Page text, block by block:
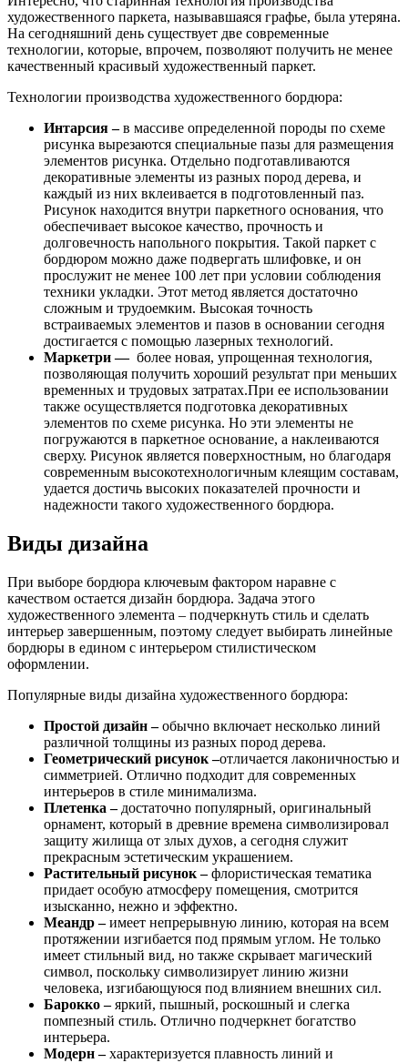
художественного паркета, называвшаяся графье, была утеряна.
На сегодняшний день существует две современные
технологии, которые, впрочем, позволяют получить не менее
качественный красивый художественный паркет.
Технологии производства художественного бордюра:
Интарсия –в массиве определенной породы по схеме
рисунка вырезаются специальные пазы для размещения
элементов рисунка. Отдельно подготавливаются
декоративные элементы из разных пород дерева, и
каждый из них вклеивается в подготовленный паз.
Рисунок находится внутри паркетного основания, что
обеспечивает высокое качество, прочность и
долговечность напольного покрытия. Такой паркет с
бордюром можно даже подвергать шлифовке, и он
прослужит не менее 100 лет при условии соблюдения
техники укладки. Этот метод является достаточно
сложным и трудоемким. Высокая точность
встраиваемых элементов и пазов в основании сегодня
достигается с помощью лазерных технологий.
Маркетри — более новая, упрощенная технология,
позволяющая получить хороший результат при меньших
временных и трудовых затратах.При ее использовании
также осуществляется подготовка декоративных
элементов по схеме рисунка. Но эти элементы не
погружаются в паркетное основание, а наклеиваются
сверху. Рисунок является поверхностным, но благодаря
современным высокотехнологичным клеящим составам,
удается достичь высоких показателей прочности и
надежности такого художественного бордюра.
Виды дизайна
При выборе бордюра ключевым фактором наравне с
качеством остается дизайн бордюра. Задача этого
художественного элемента – подчеркнуть стиль и сделать
интерьер завершенным, поэтому следует выбирать линейные
бордюры в едином с интерьером стилистическом
оформлении.
Популярные виды дизайна художественного бордюра:
Простой дизайн –обычно включает несколько линий
различной толщины из разных пород дерева.
Геометрический рисунок –отличается лаконичностью и
симметрией. Отлично подходит для современных
интерьеров в стиле минимализма.
Плетенка – достаточно популярный, оригинальный
орнамент, который в древние времена символизировал
защиту жилища от злых духов, а сегодня служит
прекрасным эстетическим украшением.
Растительный рисунок –флористическая тематика
придает особую атмосферу помещения, смотрится
изысканно, нежно и эффектно.
Меандр –имеет непрерывную линию, которая на всем
протяжении изгибается под прямым углом. Не только
имеет стильный вид, но также скрывает магический
символ, поскольку символизирует линию жизни
человека, изгибающуюся под влиянием внешних сил.
Барокко –яркий, пышный, роскошный и слегка
помпезный стиль. Отлично подчеркнет богатство
интерьера.
Модерн –характеризуется плавность линий и